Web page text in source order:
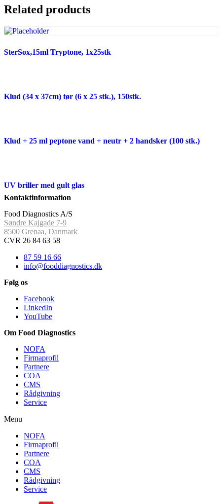
Related products
SterSox,15ml Tryptone, 1x25stk
Klud (34 x 37cm) tør (6 x 25 stk.), 150stk.
Klud + 25 ml peptone vand + neutr + 2 handsker (100 stk.)
UV briller med gult glas
Kontaktinformation
Food Diagnostics A/S
Søndre Kajgade 7-9
8500 Grenaa, Danmark
CVR 26 84 63 58
87 59 16 66
info@fooddiagnostics.dk
Følg os
Facebook
LinkedIn
YouTube
Om Food Diagnostics
NOFA
Firmaprofil
Partnere
COA
CMS
Rådgivning
Service
Menu
NOFA
Firmaprofil
Partnere
COA
CMS
Rådgivning
Service